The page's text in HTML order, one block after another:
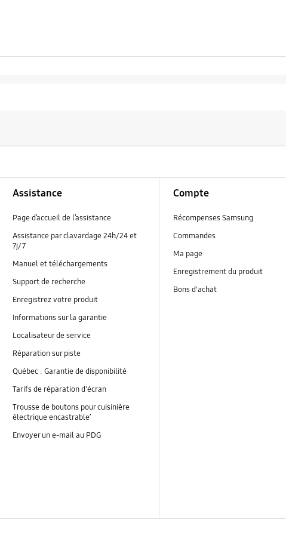
Assistance
Page d’accueil de l’assistance
Assistance par clavardage 24h/24 et
7j/7
Manuel et téléchargements
Support de recherche
Enregistrez votre produit
Informations sur la garantie
Localisateur de service
Réparation sur piste
Québec : Garantie de disponibilité
Tarifs de réparation d'écran
Trousse de boutons pour cuisinière
électrique encastrable’
Envoyer un e-mail au PDG
Compte
Récompenses Samsung
Commandes
Ma page
Enregistrement du produit
Bons d'achat